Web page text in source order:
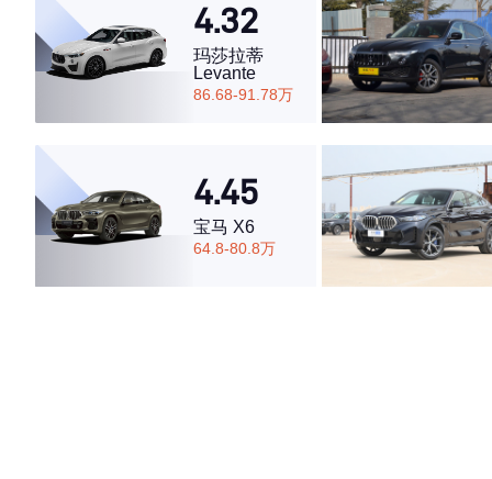
·外观表现一般，低于57%同级车
·内饰表现较为优秀，优于70%同级车
·空间表现一般，低于89%同级车
4.32
玛莎拉蒂
Levante
86.68-91.78万
4.45
宝马 X6
64.8-80.8万